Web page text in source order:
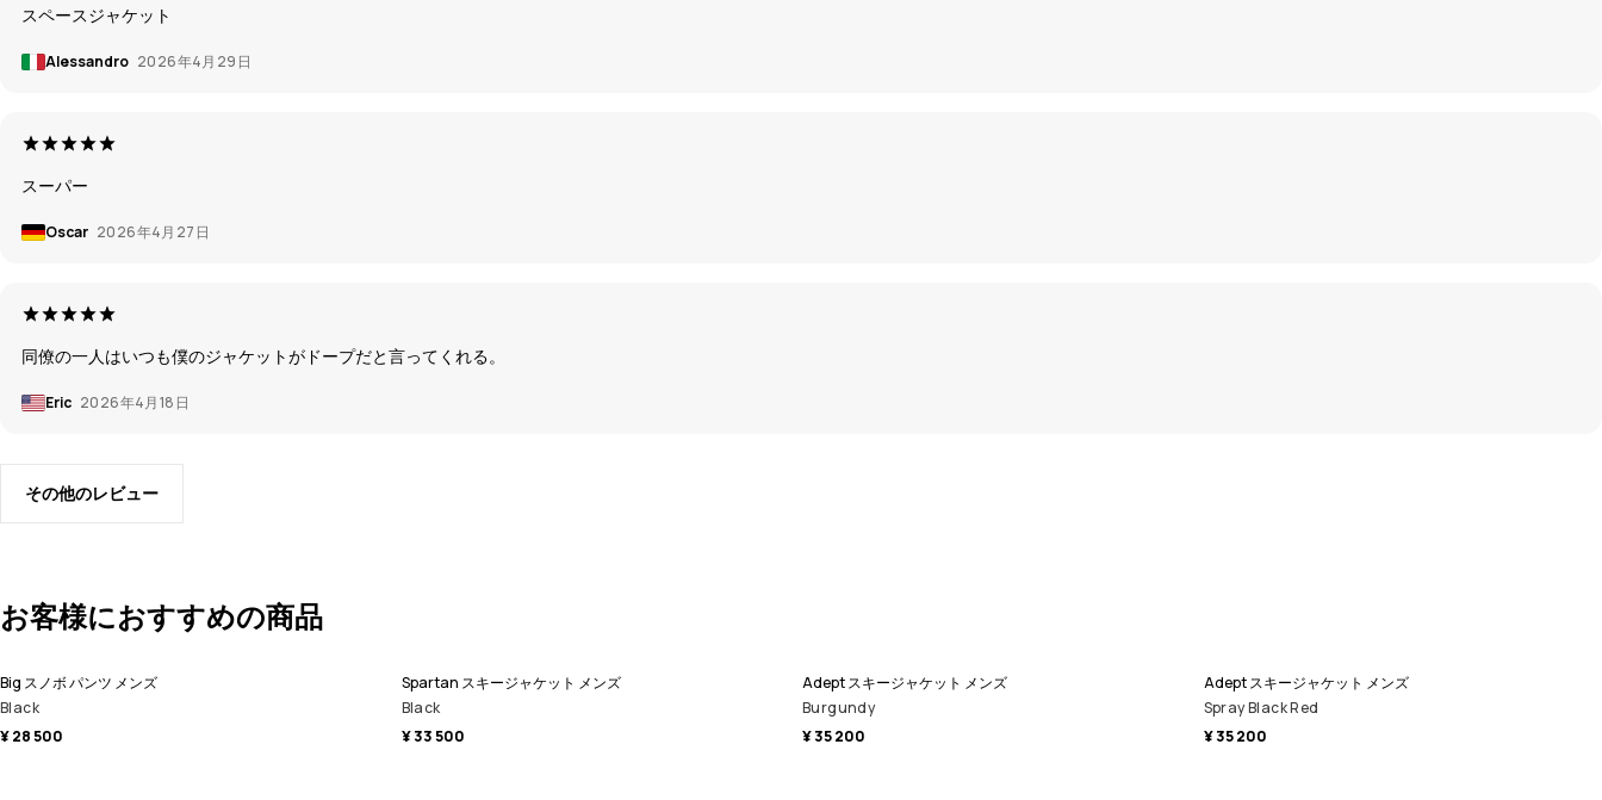
スペースジャケット
Alessandro 2026年4月29日
スーパー
Oscar 2026年4月27日
同僚の一人はいつも僕のジャケットがドープだと言ってくれる。
Eric 2026年4月18日
その他のレビュー
お客様におすすめの商品
Big スノボ パンツ メンズ
Black
¥ 28 500
Spartan スキージャケット メンズ
Black
¥ 33 500
Adept スキージャケット メンズ
Burgundy
¥ 35 200
Adept スキージャケット メンズ
Spray Black Red
¥ 35 200